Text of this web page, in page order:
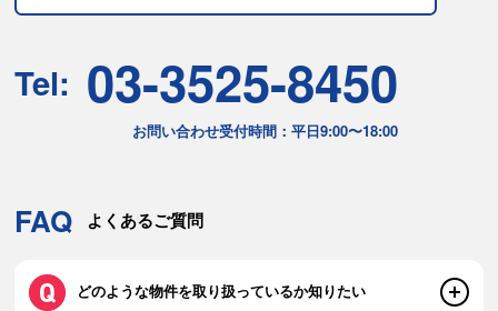
Tel: 03-3525-8450
お問い合わせ受付時間：平日9:00〜18:00
FAQ よくあるご質問
どのような物件を取り扱っているか知りたい